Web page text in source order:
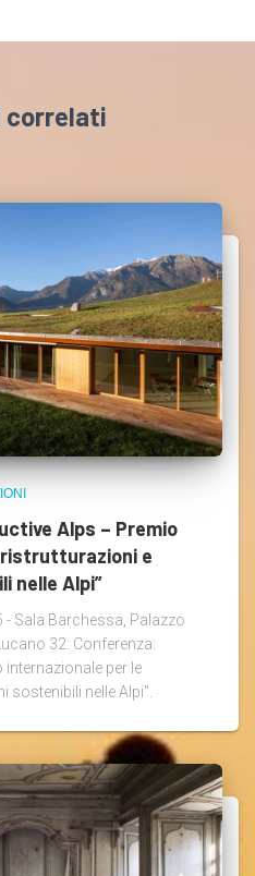
Alps – Premio
e
nelle Alpi”
- Sala Barchessa, Palazzo
32. Conferenza:
per le
sostenibili nelle Alpi".